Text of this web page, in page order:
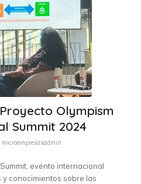
Olympism
Summit 2024
microempresasadmin
evento internacional
conocimientos sobre las